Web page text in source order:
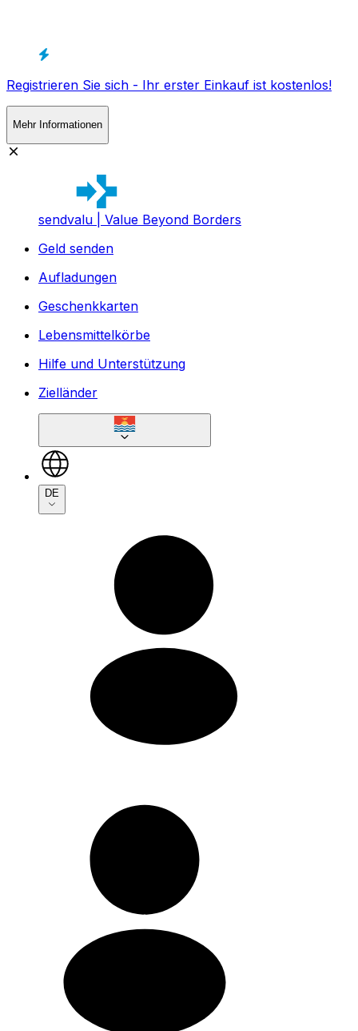
Registrieren Sie sich - Ihr erster Einkauf ist kostenlos!
Mehr Informationen
sendvalu | Value Beyond Borders
Geld senden
Aufladungen
Geschenkkarten
Lebensmittelkörbe
Hilfe und Unterstützung
Zielländer
DE